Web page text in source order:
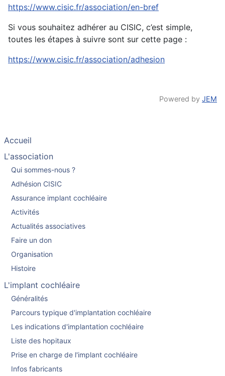
https://www.cisic.fr/association/en-bref
Si vous souhaitez adhérer au CISIC, c’est simple,
toutes les étapes à suivre sont sur cette page :
https://www.cisic.fr/association/adhesion
Powered by JEM
Accueil
L'association
Qui sommes-nous ?
Adhésion CISIC
Assurance implant cochléaire
Activités
Actualités associatives
Faire un don
Organisation
Histoire
L'implant cochléaire
Généralités
Parcours typique d'implantation cochléaire
Les indications d'implantation cochléaire
Liste des hopitaux
Prise en charge de l'implant cochléaire
Infos fabricants